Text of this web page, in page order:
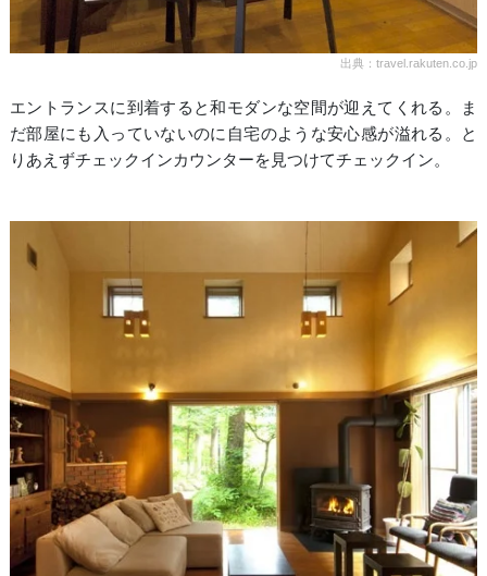
出典：travel.rakuten.co.jp
エントランスに到着すると和モダンな空間が迎えてくれる。ま
だ部屋にも入っていないのに自宅のような安心感が溢れる。と
りあえずチェックインカウンターを見つけてチェックイン。